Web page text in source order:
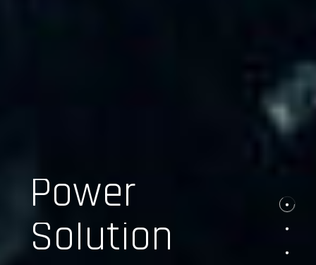
Power
Solution